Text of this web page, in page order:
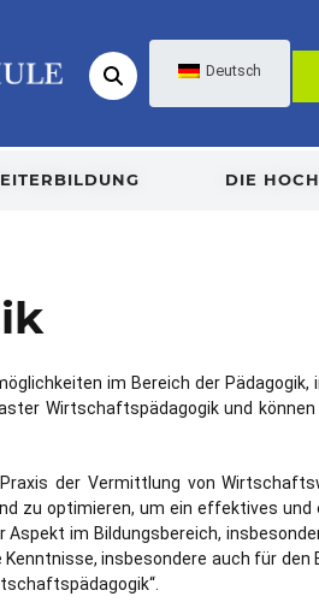
Deutsch
DIE
im Bereich der Pädagogik,
Wirtschaftspädagogikund können
der Vermittlung von
zu optimieren, um ein effektives und
im Bildungsbereich,
insbesondere auch für den